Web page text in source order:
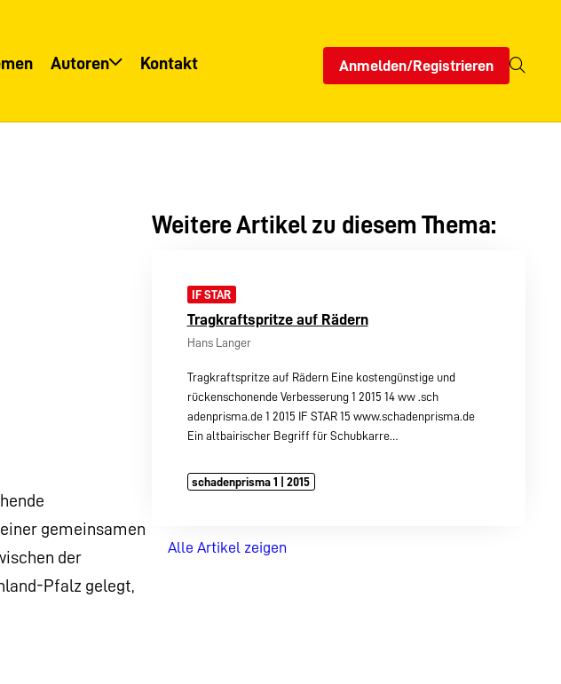
Autoren Kontakt Anmelden/Registrieren
gemeinsamen
der
Pfalz gelegt,
Weitere Artikel zu diesem Thema:
IF STAR
Tragkraftspritze auf Rädern
Hans Langer
Tragkraftspritze auf Rädern Eine kostengünstige und
rückenschonende Verbesserung 1 2015 14 ww .sch
adenprisma.de 1 2015 IF STAR 15 www.schadenprisma.de
Ein altbairischer Begriff für Schubkarre…
schadenprisma 1 | 2015
Alle Artikel zeigen